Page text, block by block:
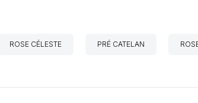
ROSE CÉLESTE PRÉ CATELAN